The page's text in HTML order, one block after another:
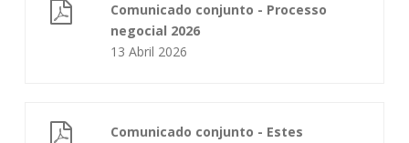
Comunicado conjunto - Processo
negocial 2026
13 Abril 2026
Comunicado conjunto - Estes